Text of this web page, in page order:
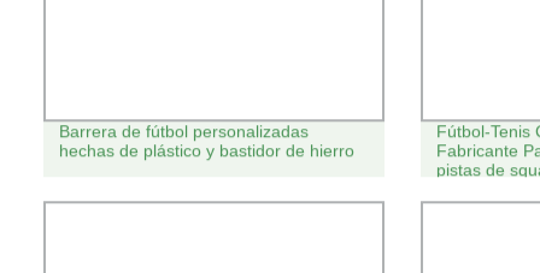
Barrera de fútbol personalizadas
hechas de plástico y bastidor de hierro
Fútbol-Tenis
Fabricante
pistas de